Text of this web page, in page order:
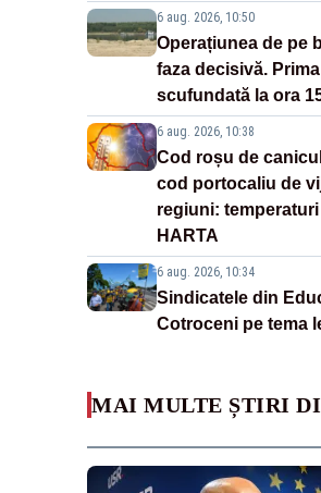
6 aug. 2026, 10:50
Operațiunea de pe
faza decisivă.
scufundată la ora
6 aug. 2026, 10:38
Cod roșu de
cod portocaliu de
regiuni:
HARTA
6 aug. 2026, 10:34
Sindicatele din
Cotroceni pe tema
MAI MULTE ȘTIRI